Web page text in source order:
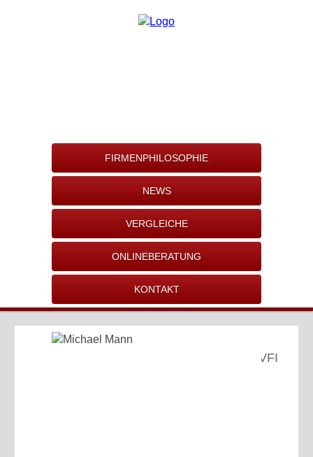
FIRMENPHILOSOPHIE
NEWS
VERGLEICHE
ONLINEBERATUNG
KONTAKT
VFI